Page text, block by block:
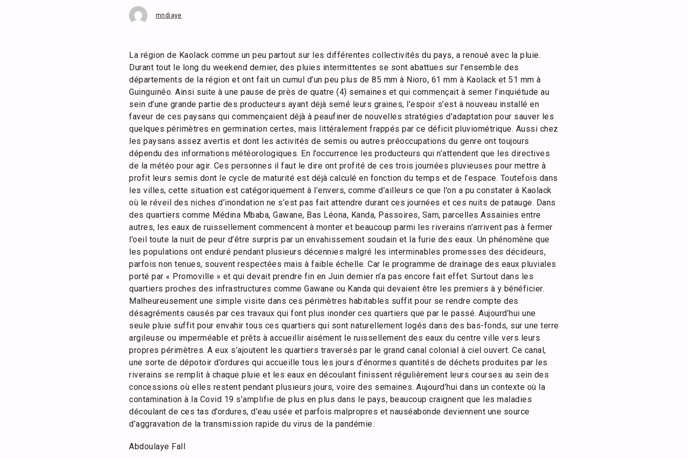
mndiaye
La région de Kaolack comme un peu partout sur les différentes collectivités du pays, a renoué avec la pluie.
Durant tout le long du weekend dernier, des pluies intermittentes se sont abattues sur l’ensemble des
départements de la région et ont fait un cumul d’un peu plus de 85 mm à Nioro, 61 mm à Kaolack et 51 mm à
Guinguinéo. Ainsi suite à une pause de près de quatre (4) semaines et qui commençait à semer l’inquiétude au
sein d’une grande partie des producteurs ayant déjà semé leurs graines, l’espoir s’est à nouveau installé en
faveur de ces paysans qui commençaient déjà à peaufiner de nouvelles stratégies d’adaptation pour sauver les
quelques périmètres en germination certes, mais littéralement frappés par ce déficit pluviométrique. Aussi chez
les paysans assez avertis et dont les activités de semis ou autres préoccupations du genre ont toujours
dépendu des informations météorologiques. En l’occurrence les producteurs qui n’attendent que les directives
de la météo pour agir. Ces personnes il faut le dire ont profité de ces trois journées pluvieuses pour mettre à
profit leurs semis dont le cycle de maturité est déjà calculé en fonction du temps et de l’espace. Toutefois dans
les villes, cette situation est catégoriquement à l’envers, comme d’ailleurs ce que l’on a pu constater à Kaolack
où le réveil des niches d’inondation ne s’est pas fait attendre durant ces journées et ces nuits de patauge. Dans
des quartiers comme Médina Mbaba, Gawane, Bas Léona, Kanda, Passoires, Sam, parcelles Assainies entre
autres, les eaux de ruissellement commencent à monter et beaucoup parmi les riverains n’arrivent pas à fermer
l’oeil toute la nuit de peur d’être surpris par un envahissement soudain et la furie des eaux. Un phénomène que
les populations ont enduré pendant plusieurs décennies malgré les interminables promesses des décideurs,
parfois non tenues, souvent respectées mais à faible échelle. Car le programme de drainage des eaux pluviales
porté par « Promoville » et qui devait prendre fin en Juin dernier n’a pas encore fait effet. Surtout dans les
quartiers proches des infrastructures comme Gawane ou Kanda qui devaient être les premiers à y bénéficier.
Malheureusement une simple visite dans ces périmètres habitables suffit pour se rendre compte des
désagréments causés par ces travaux qui font plus inonder ces quartiers que par le passé. Aujourd’hui une
seule pluie suffit pour envahir tous ces quartiers qui sont naturellement logés dans des bas-fonds, sur une terre
argileuse ou imperméable et prêts à accueillir aisément le ruissellement des eaux du centre ville vers leurs
propres périmètres. A eux s’ajoutent les quartiers traversés par le grand canal colonial à ciel ouvert. Ce canal,
une sorte de dépotoir d’ordures qui accueille tous les jours d’énormes quantités de déchets produites par les
riverains se remplit à chaque pluie et les eaux en découlant finissent régulièrement leurs courses au sein des
concessions où elles restent pendant plusieurs jours, voire des semaines. Aujourd’hui dans un contexte où la
contamination à la Covid 19 s’amplifie de plus en plus dans le pays, beaucoup craignent que les maladies
découlant de ces tas d’ordures, d’eau usée et parfois malpropres et nauséabonde deviennent une source
d’aggravation de la transmission rapide du virus de la pandémie.
Abdoulaye Fall